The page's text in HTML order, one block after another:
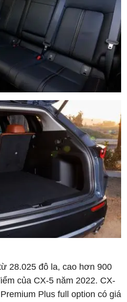
28.025 đô la, cao hơn 900
của CX-5 năm 2022. CX-
Plus full option có giá